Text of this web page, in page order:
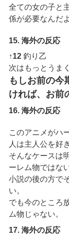
全ての女の子と
係が必要なんだよ
15. 海外の反応
↑12釣り乙
次はもっとうま
もしお前の今
ければ、お前
16. 海外の反応
このアニメがハ
人は主人公を好
そんなケースは
ーレム物ではない
小説の後の方で
い。
でも今のところ
ム物じゃない。
17. 海外の反応